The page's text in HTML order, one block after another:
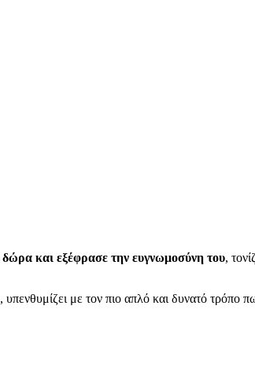
δώρα και εξέφρασε την ευγνωμοσύνη του,
, υπενθυμίζει με τον πιο απλό και δυνατό τρόπο